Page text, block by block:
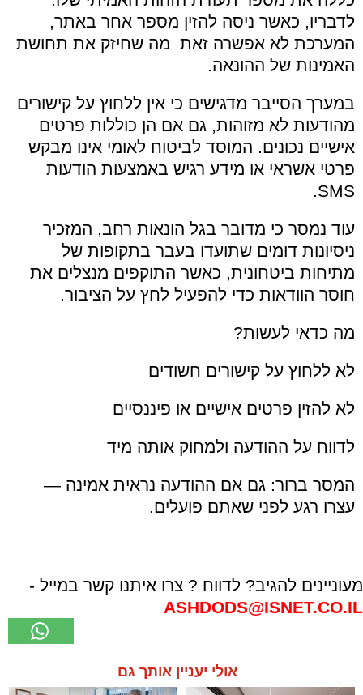
לדבריו, כאשר ניסה להזין מספר אחר באתר,
המערכת לא אפשרה זאת מה שחיזק את תחושת
האמינות של ההונאה.
במערך הסייבר מדגישים כי אין ללחוץ על קישורים
מהודעות לא מזוהות, גם אם הן כוללות פרטים
אישיים נכונים. המוסד לביטוח לאומי אינו מבקש
פרטי אשראי או מידע רגיש באמצעות הודעות
SMS.
עוד נמסר כי מדובר בגל הונאות רחב, המזכיר
ניסיונות דומים שתועדו בעבר בתקופות של
מתיחות ביטחונית, כאשר התוקפים מנצלים את
חוסר הוודאות כדי להפעיל לחץ על הציבור.
מה כדאי לעשות?
לא ללחוץ על קישורים חשודים
לא להזין פרטים אישיים או פיננסיים
לדווח על ההודעה ולמחוק אותה מיד
המסר ברור: גם אם ההודעה נראית אמינה —
עצרו רגע לפני שאתם פועלים.
מעוניינים להגיב? לדווח ? צרו איתנו קשר במייל -
ASHDODS@ISNET.CO.IL
אולי יעניין אותך גם